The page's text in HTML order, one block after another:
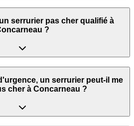
serrurier pas cher qualifié à
?
un serrurier peut‑il me
cher à Concarneau ?